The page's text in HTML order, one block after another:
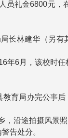
员礼金6800元，
长林建华（另
6月，该校时任
育局办完公事
，沿途拍摄风景
告处分。